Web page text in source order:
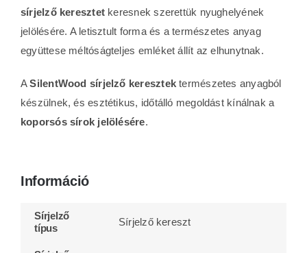
sírjelző keresztet keresnek szerettük nyughelyének
jelölésére. A letisztult forma és a természetes anyag
együttese méltóságteljes emléket állít az elhunytnak.
ASilentWood sírjelző keresztektermészetes anyagból
készülnek, és esztétikus, időtálló megoldást kínálnak a
koporsós sírok jelölésére.
Információ
Sírjelző
típus
Sírjelző kereszt